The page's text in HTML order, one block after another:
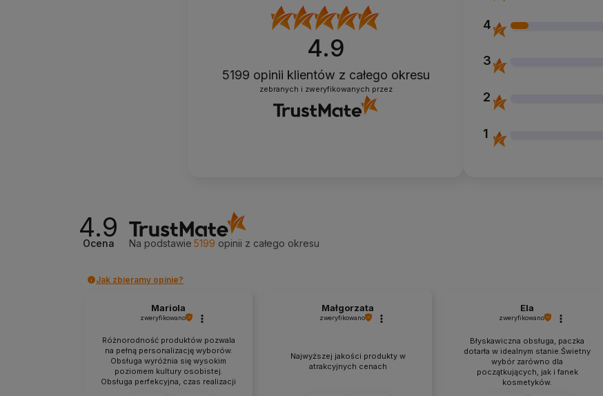
4.9
5199 opinii klientów z całego okresu
zebranych i zweryfikowanych przez
4
3
2
1
4.9
Ocena Na podstawie 5199 opinii z całego okresu
Jak zbieramy opinie?
Mariola
zweryfikowano
Różnorodność produktów pozwala
na pełną personalizację wyborów.
Obsługa wyróżnia się wysokim
poziomem kultury osobistej.
Obsługa perfekcyjna, czas realizacji
Małgorzata
zweryfikowano
Najwyższej jakości produkty w
atrakcyjnych cenach
Ela
zweryfikowano
Błyskawiczna obsługa, paczka
dotarła w idealnym stanie.Świetny
wybór zarówno dla
początkujących, jak i fanek
kosmetyków.